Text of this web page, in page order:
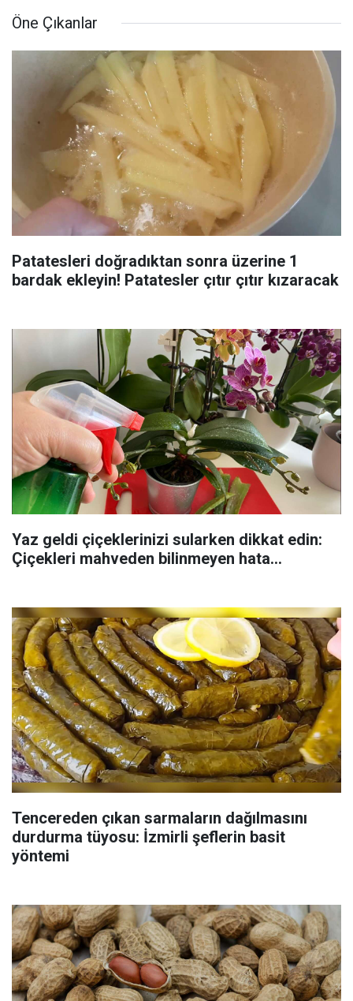
Öne Çıkanlar
Patatesleri doğradıktan sonra üzerine 1
bardak ekleyin! Patatesler çıtır çıtır kızaracak
Yaz geldi çiçeklerinizi sularken dikkat edin:
Çiçekleri mahveden bilinmeyen hata...
Tencereden çıkan sarmaların dağılmasını
durdurma tüyosu: İzmirli şeflerin basit
yöntemi